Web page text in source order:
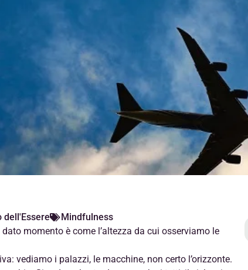
dell'Essere
Mindfulness
momento è come l’altezza da cui osserviamo le
vediamo i palazzi, le macchine, non certo l’orizzonte.